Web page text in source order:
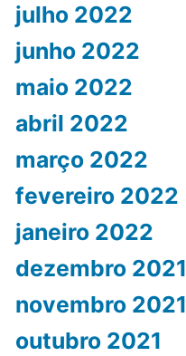
julho 2022
junho 2022
maio 2022
abril 2022
março 2022
fevereiro 2022
janeiro 2022
dezembro 2021
novembro 2021
outubro 2021